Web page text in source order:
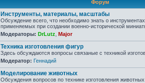
Форум
Инструменты, материалы, масштабы
Обсуждение всего, что необходимо знать о
применяемых при создании военно-исторической
Модераторы: DrLutz Major
Техника изготовления фигур
Здесь обсуждаются вопросы связаные с техникой
Модератор: Геннадий
Моделирование животных
Обсуждения вопросов по технике изготовления